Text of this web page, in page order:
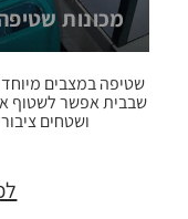
מכונות
לשטיפת
מכונות
שטיפה במצבים
שבבית אפשר לשטוף
ושטחים